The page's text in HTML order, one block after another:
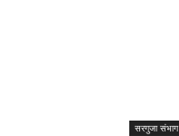
सरगुजा संभाग